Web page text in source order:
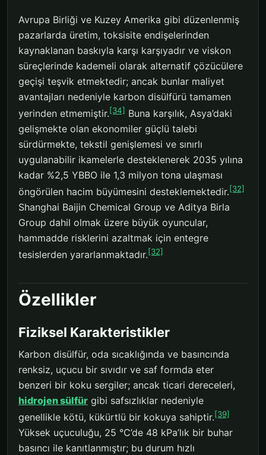
Avrupa Birliği ve Kuzey Amerika gibi düzenlenmiş
pazarlarda üretim, toksisite endişelerinden
kaynaklanan baskıyla karşı karşıyadır ve viskon
süreçlerinde kademeli olarak alternatif çözücülere
geçişi teşvik etmektedir; ancak bunlar maliyet
avantajları nedeniyle karbon disülfürü tamamen
yerinden etmemiştir.[34] Buna karşılık, Asya’daki
gelişmekte olan ekonomiler güçlü talebi
sürdürmekte, tekstil genişlemesi ve sınırlı
uygulanabilir ikamelerle desteklenerek 2035 yılına
kadar %2,5 YBBO ile 1,3 milyon tona ulaşması
öngörülen hacim büyümesini desteklemektedir.[32]
Shanghai Baijin Chemical Group ve Aditya Birla
Group dahil olmak üzere büyük oyuncular,
hammadde risklerini azaltmak için entegre
tesislerden yararlanmaktadır.[32]
Özellikler
Fiziksel Karakteristikler
Karbon disülfür, oda sıcaklığında ve basıncında
renksiz, uçucu bir sıvıdır ve saf formda eter
benzeri bir koku sergiler; ancak ticari dereceleri,
hidrojen sülfür gibi safsızlıklar nedeniyle
genellikle kötü, kükürtlü bir kokuya sahiptir.[39]
Yüksek uçuculuğu, 25 °C’de 48 kPa’lık bir buhar
basıncı ile kanıtlanmıştır; bu durum hızlı